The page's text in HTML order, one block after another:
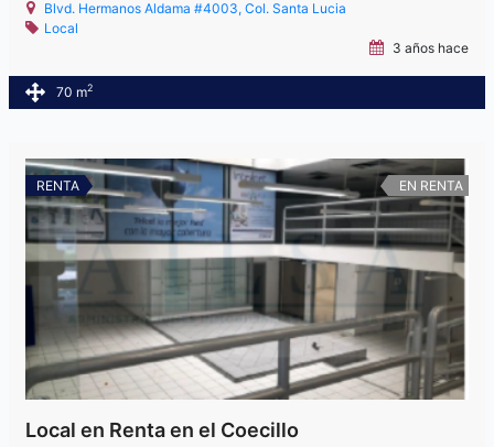
Blvd. Hermanos Aldama #4003, Col. Santa Lucia
Local
3 años hace
70 m2
RENTA EN RENTA
Local en Renta en el Coecillo